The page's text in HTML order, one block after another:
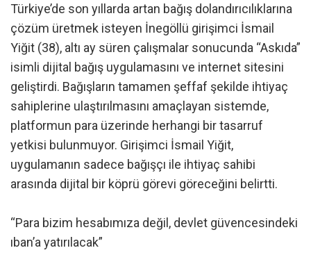
Türkiye’de son yıllarda artan bağış dolandırıcılıklarına
çözüm üretmek isteyen İnegöllü girişimci İsmail
Yiğit (38), altı ay süren çalışmalar sonucunda “Askıda”
isimli dijital bağış uygulamasını ve internet sitesini
geliştirdi. Bağışların tamamen şeffaf şekilde ihtiyaç
sahiplerine ulaştırılmasını amaçlayan sistemde,
platformun para üzerinde herhangi bir tasarruf
yetkisi bulunmuyor. Girişimci İsmail Yiğit,
uygulamanın sadece bağışçı ile ihtiyaç sahibi
arasında dijital bir köprü görevi göreceğini belirtti.
“Para bizim hesabımıza değil, devlet güvencesindeki
ıban’a yatırılacak”